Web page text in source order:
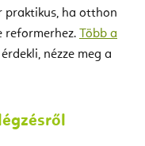
praktikus, ha otthon
reformerhez. Több a
nézze meg a